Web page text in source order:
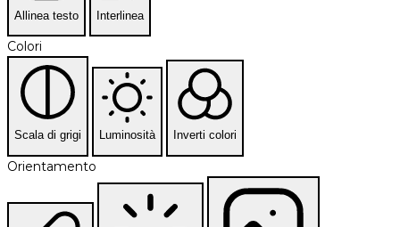
Allinea testo Interlinea
Colori
Scala di grigi Luminosità Inverti colori
Orientamento